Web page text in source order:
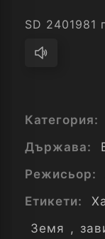
SD 2401981
Категория:
Държава:
Режисьор:
Етикети:
Земя ,